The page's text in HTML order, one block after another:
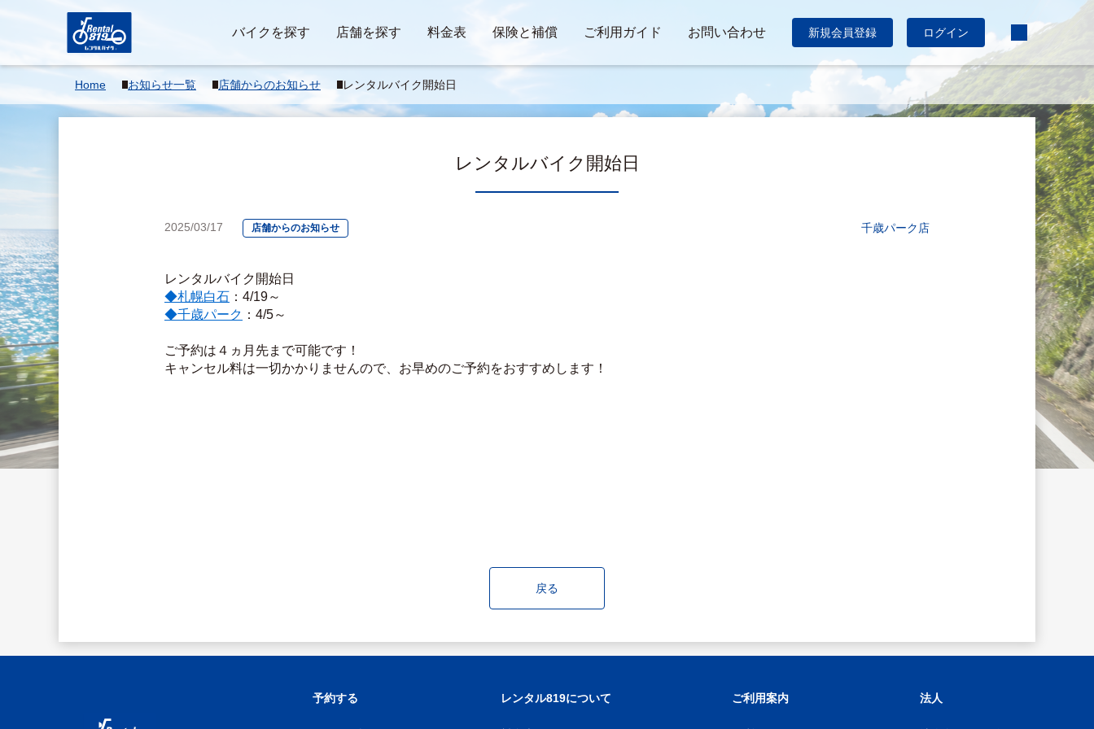
バイクを探す 店舗を探す 料金表 保険と補償 ご利用ガイド お問い合わせ 新規会員登録 ログイン
Home お知らせ一覧 店舗からのお知らせ レンタルバイク開始日
レンタルバイク開始日
2025/03/17 店舗からのお知らせ 千歳パーク店
レンタルバイク開始日
◆札幌白石 ：4/19～
◆千歳パーク ：4/5～
ご予約は４ヵ月先まで可能です！
キャンセル料は一切かかりませんので、お早めのご予約をおすすめします！
戻る
予約する レンタル819について ご利用案内 法人